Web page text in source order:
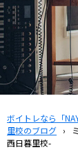
ボイトレなら「
里校のブログ ›
西日暮里校-